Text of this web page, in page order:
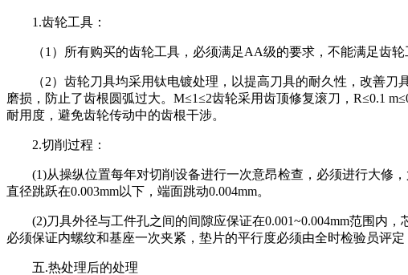
1.齿轮工具：
（1）所有购买的齿轮工具，必须满足AA级的要求，不能满足齿
（2）齿轮刀具均采用钛电镀处理，以提高刀具的耐久性，改善
磨损，防止了齿根圆弧过大。M≤1≤2齿轮采用齿顶修复滚刀，R≤0.1
耐用度，避免齿轮传动中的齿根干涉。
2.切削过程：
(1)从操纵位置每年对切削设备进行一次意昂检查，必须进行大修
直径跳跃在0.003mm以下，端面跳动0.004mm。
(2)刀具外径与工件孔之间的间隙应保证在0.001~0.004mm范围内
必须保证内螺纹和基座一次夹紧，垫片的平行度必须由全时检验员评定
五.热处理后的处理